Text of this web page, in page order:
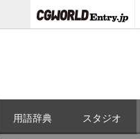
用語辞典 スタジオ